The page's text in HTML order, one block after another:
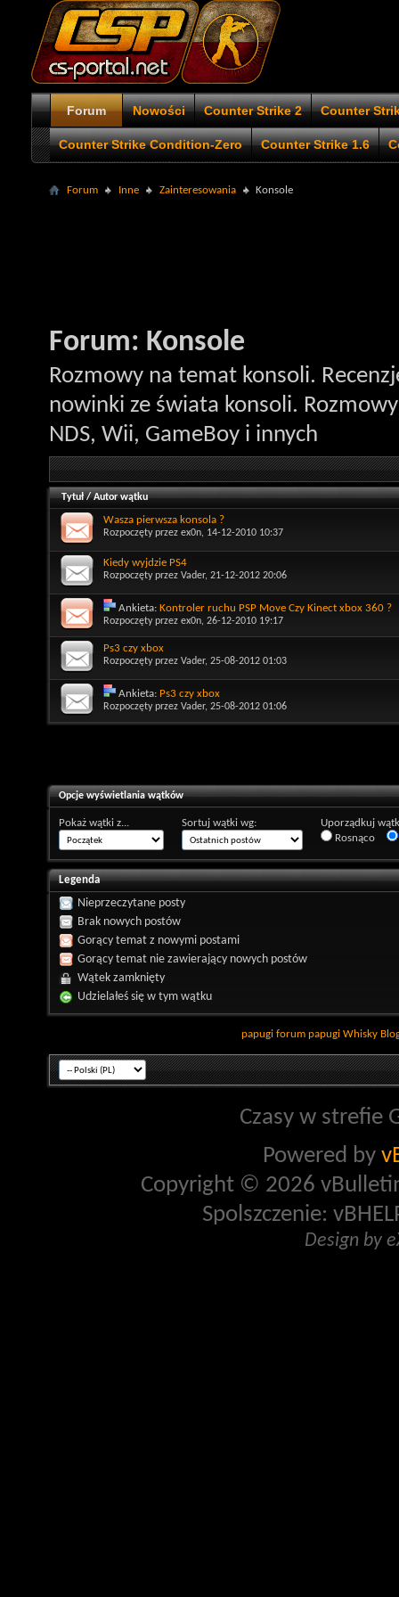
Forum Nowości Counter Strike 2 Counter
Counter Strike Condition-Zero Counter Strike 1.6
Forum Inne Zainteresowania Konsole
Forum: Konsole
Rozmowy na temat konsoli.
nowinki ze świata konsoli. Rozmowy
NDS, Wii, GameBoy i innych
Tytuł/Autor wątku
Wasza pierwsza konsola ?
Rozpoczęty przez ex0n, 14-12-2010 10:37
Kiedy wyjdzie PS4
Rozpoczęty przez Vader, 21-12-2012 20:06
Ankieta: Kontroler ruchu PSP Move Czy Kinect xbox 360 ?
Rozpoczęty przez ex0n, 26-12-2010 19:17
Ps3 czy xbox
Rozpoczęty przez Vader, 25-08-2012 01:03
Ankieta: Ps3 czy xbox
Rozpoczęty przez Vader, 25-08-2012 01:06
Opcje wyświetlania wątków
Pokaż wątki z... Sortuj wątki wg:
Uporządkuj
Rosnąco
Legenda
Nieprzeczytane posty
Brak nowych postów
Gorący temat z nowymi postami
Gorący temat nie zawierający nowych postów
Wątek zamknięty
Udzielałeś się w tym wątku
papugi forum papugi Whisky
Czasy w strefie
Powered by
Copyright © 2026
Spolszczenie:
Design by